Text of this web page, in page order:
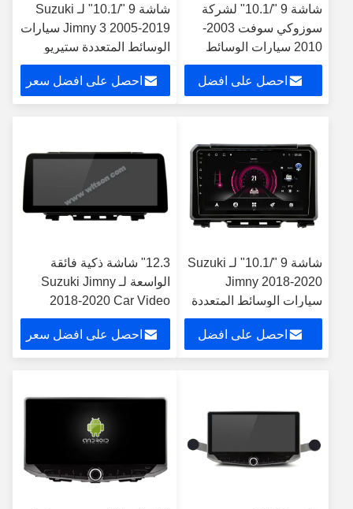
شاشة 9 "/10.1" لشركة
سوزوكي سوفت 2003-
2010 سيارات الوسائط
المتعددة ستيريو جي بي
إس CarPlay Player
احصل على افضل
شاشة 9 "/10.1" لـ Suzuki
Jimny 3 2005-2019 سيارات
الوسائط المتعددة ستيريو
GPS CarPlay Player
احصل على افضل سعر
شاشة 9 "/10.1" لـ Suzuki
Jimny 2018-2020
سيارات الوسائط المتعددة
ستيريو GPS CarPlay
Playerاحصل على افضل
12.3" شاشة ذكية فائقة
الواسعة لـ Suzuki Jimny
2018-2020 Car Video
Touch QLED Stereo
احصل على افضل سعر